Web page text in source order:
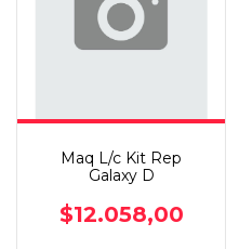
Maq L/c Kit Rep
Galaxy D
$12.058,00